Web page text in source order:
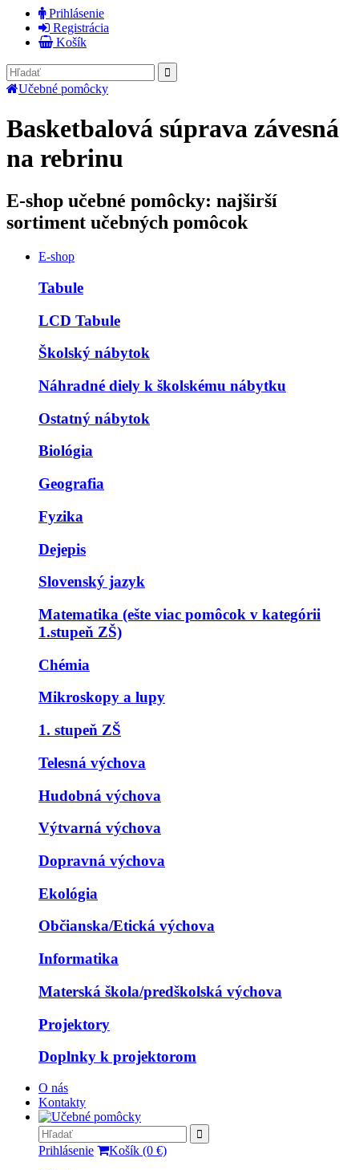
Prihlásenie
Registrácia
Košík
Učebné pomôcky
Basketbalová súprava závesná
na rebrinu
E-shop učebné pomôcky: najširší
sortiment učebných pomôcok
E-shop
Tabule
LCD Tabule
Školský nábytok
Náhradné diely k školskému nábytku
Ostatný nábytok
Biológia
Geografia
Fyzika
Dejepis
Slovenský jazyk
Matematika (ešte viac pomôcok v kategórii
1.stupeň ZŠ)
Chémia
Mikroskopy a lupy
1. stupeň ZŠ
Telesná výchova
Hudobná výchova
Výtvarná výchova
Dopravná výchova
Ekológia
Občianska/Etická výchova
Informatika
Materská škola/predškolská výchova
Projektory
Doplnky k projektorom
O nás
Kontakty
Prihlásenie
Košík (0 €)